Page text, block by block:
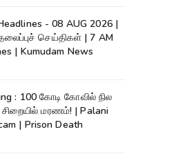
- 08 AUG 2026 |
செய்திகள் | 7 AM
| Kumudam News
: 100 கோடி கோவில் நில
சிறையில் மரணம்! | Palani
| Prison Death